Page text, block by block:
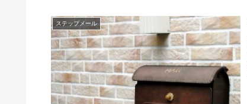
ステップメール